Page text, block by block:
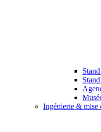
Ingénierie & mise